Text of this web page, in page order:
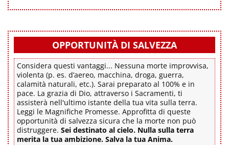
OPPORTUNITÀ DI SALVEZZA
Considera questi vantaggi... Nessuna morte improvvisa,
violenta (p. es. d’aereo, macchina, droga, guerra,
calamità naturali, etc.). Sarai preparato al 100% e in
pace. La grazia di Dio, attraverso i Sacramenti, ti
assisterà nell'ultimo istante della tua vita sulla terra.
Leggi le Magnifiche Promesse. Approfitta di queste
opportunità di salvezza sicura che la morte non può
distruggere. Sei destinato al cielo. Nulla sulla terra
merita la tua ambizione. Salva la tua Anima.